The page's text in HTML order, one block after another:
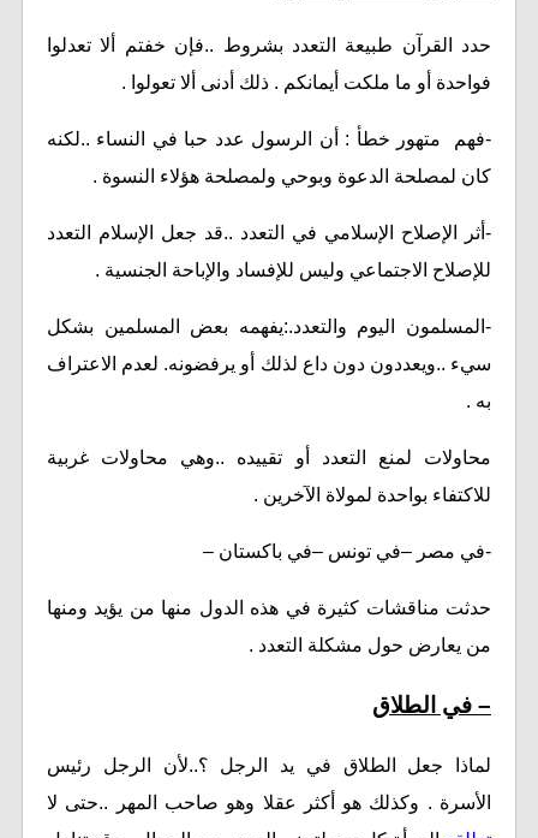
حدد القرآن طبيعة التعدد بشروط ..فإن خفتم ألا تعدلوا
فواحدة أو ما ملكت أيمانكم . ذلك أدنى ألا تعولوا .
-فهم متهور خطأ : أن الرسول عدد حبا في النساء ..لكنه
كان لمصلحة الدعوة وبوحي ولمصلحة هؤلاء النسوة .
-أثر الإصلاح الإسلامي في التعدد ..قد جعل الإسلام التعدد
للإصلاح الاجتماعي وليس للإفساد والإباحة الجنسية .
-المسلمون اليوم والتعدد.:يفهمه بعض المسلمين بشكل
سيء ..ويعددون دون داع لذلك أو يرفضونه. لعدم الاعتراف
به .
محاولات لمنع التعدد أو تقييده ..وهي محاولات غربية
للاكتفاء بواحدة لمولاة الآخرين .
-في مصر –في تونس –في باكستان –
حدثت مناقشات كثيرة في هذه الدول منها من يؤيد ومنها
من يعارض حول مشكلة التعدد .
– في الطلاق
لماذا جعل الطلاق في يد الرجل ؟..لأن الرجل رئيس
الأسرة . وكذلك هو أكثر عقلا وهو صاحب المهر ..حتى لا